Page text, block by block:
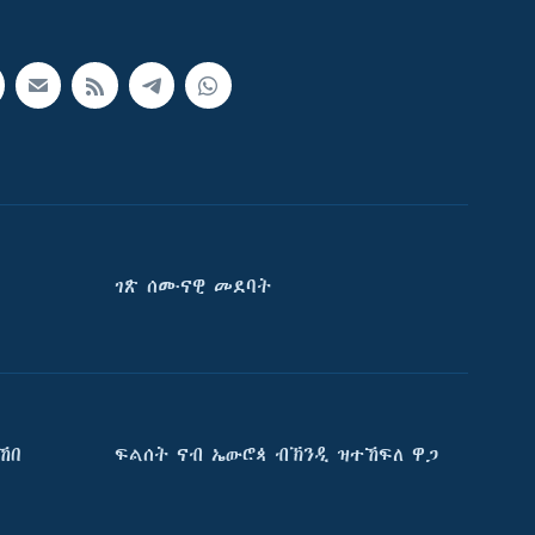
ገጽ ሰሙናዊ መደባት
ፍልሰት ናብ ኤውሮጳ ብኽንዲ ዝተኸፍለ ዋጋ